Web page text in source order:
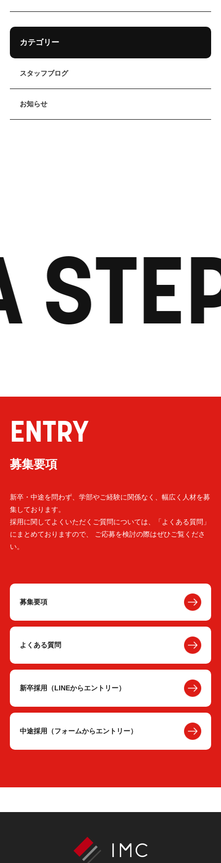
カテゴリー
スタッフブログ
お知らせ
ENTRY
募集要項
新卒・中途を問わず、学部やご経験に関係なく、幅広く人材を募
集しております。
採用に関してよくいただくご質問については、「よくある質問」
にまとめておりますので、 ご応募を検討の際はぜひご覧くださ
い。
募集要項
よくある質問
新卒採用（LINEからエントリー）
中途採用（フォームからエントリー）